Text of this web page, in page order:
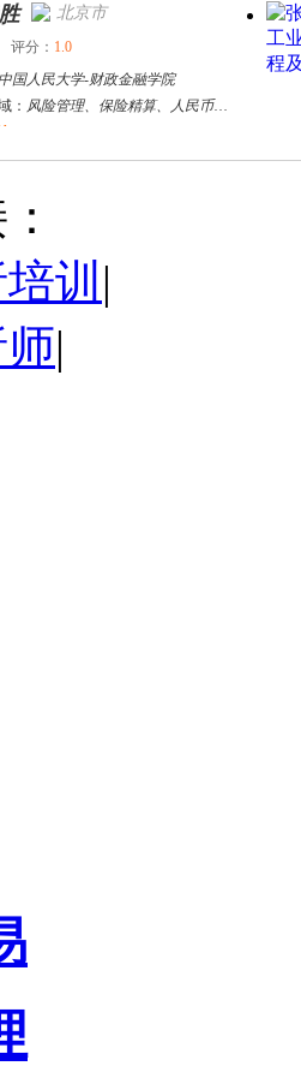
北京市
评分： 1.0
中国人民大学-财政金融学院
： 风险管理、保险精算、人民币国际化
武汉市
南民族大学
训 |
|